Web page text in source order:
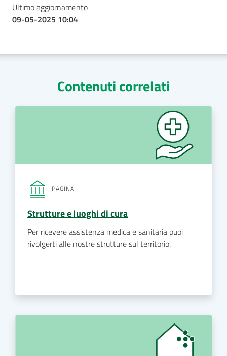
Ultimo aggiornamento
09-05-2025 10:04
Contenuti correlati
PAGINA
Strutture e luoghi di cura
Per ricevere assistenza medica e sanitaria puoi
rivolgerti alle nostre strutture sul territorio.